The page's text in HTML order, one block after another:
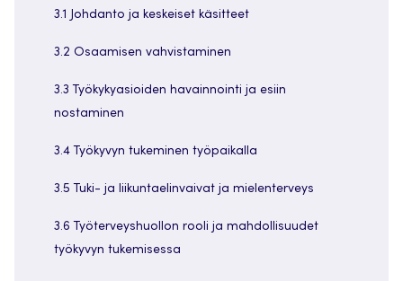
3.1 Johdanto ja keskeiset käsitteet
3.2 Osaamisen vahvistaminen
3.3 Työkykyasioiden havainnointi ja esiin
nostaminen
3.4 Työkyvyn tukeminen työpaikalla
3.5 Tuki- ja liikuntaelinvaivat ja mielenterveys
3.6 Työterveyshuollon rooli ja mahdollisuudet
työkyvyn tukemisessa